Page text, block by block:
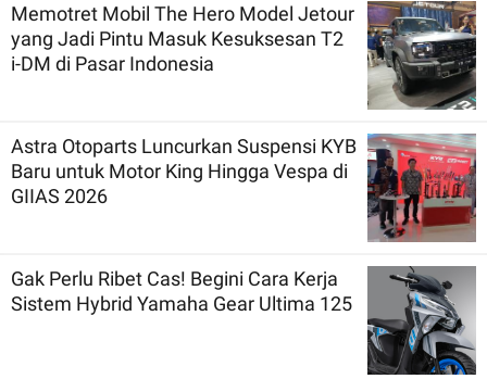
Memotret Mobil The Hero Model Jetour
yang Jadi Pintu Masuk Kesuksesan T2
i-DM di Pasar Indonesia
Astra Otoparts Luncurkan Suspensi KYB
Baru untuk Motor King Hingga Vespa di
GIIAS 2026
Gak Perlu Ribet Cas! Begini Cara Kerja
Sistem Hybrid Yamaha Gear Ultima 125